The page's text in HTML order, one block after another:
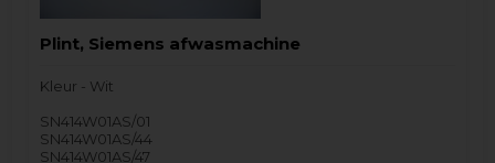
Plint, Siemens afwasmachine
Kleur - Wit
SN414W01AS/01
SN414W01AS/44
SN414W01AS/47